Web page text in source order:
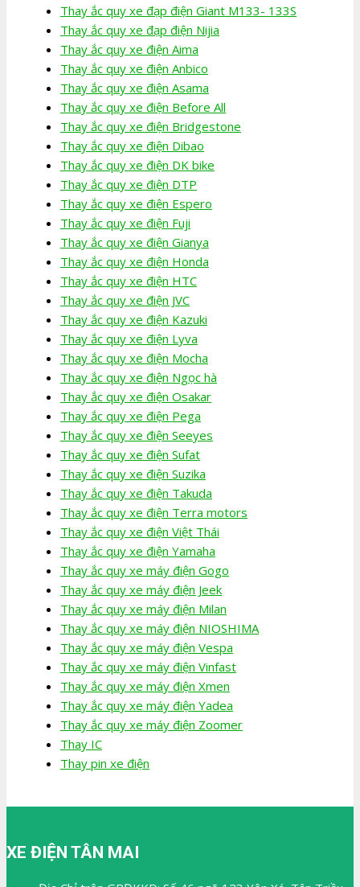
Thay ắc quy xe đạp điện Giant M133- 133S
Thay ắc quy xe đạp điện Nijia
Thay ắc quy xe điện Aima
Thay ắc quy xe điện Anbico
Thay ắc quy xe điện Asama
Thay ắc quy xe điện Before All
Thay ắc quy xe điện Bridgestone
Thay ắc quy xe điện Dibao
Thay ắc quy xe điện DK bike
Thay ắc quy xe điện DTP
Thay ắc quy xe điện Espero
Thay ắc quy xe điện Fuji
Thay ắc quy xe điện Gianya
Thay ắc quy xe điện Honda
Thay ắc quy xe điện HTC
Thay ắc quy xe điện JVC
Thay ắc quy xe điện Kazuki
Thay ắc quy xe điện Lyva
Thay ắc quy xe điện Mocha
Thay ắc quy xe điện Ngọc hà
Thay ắc quy xe điện Osakar
Thay ắc quy xe điện Pega
Thay ắc quy xe điện Seeyes
Thay ắc quy xe điện Sufat
Thay ắc quy xe điện Suzika
Thay ắc quy xe điện Takuda
Thay ắc quy xe điện Terra motors
Thay ắc quy xe điện Việt Thái
Thay ắc quy xe điện Yamaha
Thay ắc quy xe máy điện Gogo
Thay ắc quy xe máy điện Jeek
Thay ắc quy xe máy điện Milan
Thay ắc quy xe máy điện NIOSHIMA
Thay ắc quy xe máy điện Vespa
Thay ắc quy xe máy điện Vinfast
Thay ắc quy xe máy điện Xmen
Thay ắc quy xe máy điện Yadea
Thay ắc quy xe máy điện Zoomer
Thay IC
Thay pin xe điện
XE ĐIỆN TÂN MAI